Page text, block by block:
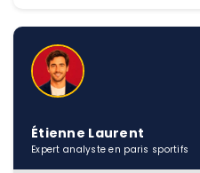
Étienne Laurent
Expert analyste en paris sportifs